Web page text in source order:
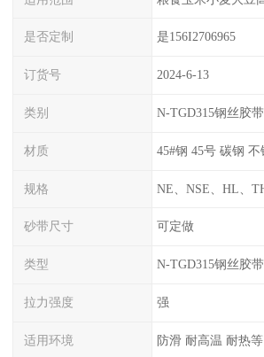
是否定制 是156I2706965
订货号 2024-6-13
类别
材质
规格
砂带尺寸 可定做
类型
拉力强度 强
适用环境 防滑 耐高温 耐热等